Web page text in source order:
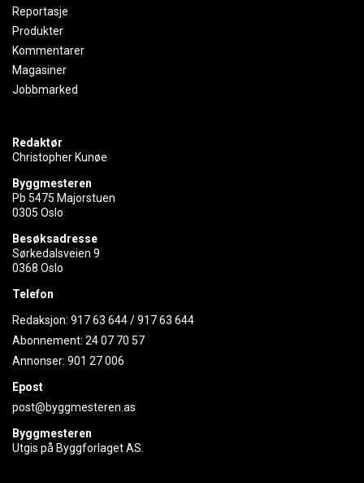
Reportasje
Produkter
Kommentarer
Magasiner
Jobbmarked
Redaktør
Christopher Kunøe
Byggmesteren
Pb 5475 Majorstuen
0305 Oslo
Besøksadresse
Sørkedalsveien 9
0368 Oslo
Telefon
Redaksjon: 917 63 644/917 63 644
Abonnement: 24 07 70 57
Annonser: 901 27 006
Epost
post@byggmesteren.as
Byggmesteren
Utgis på Byggforlaget AS.